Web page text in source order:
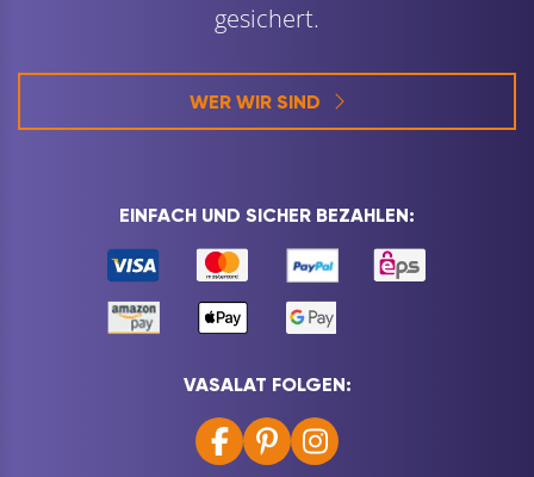
gesichert.
WER WIR SIND
EINFACH UND SICHER BEZAHLEN:
VASALAT FOLGEN: